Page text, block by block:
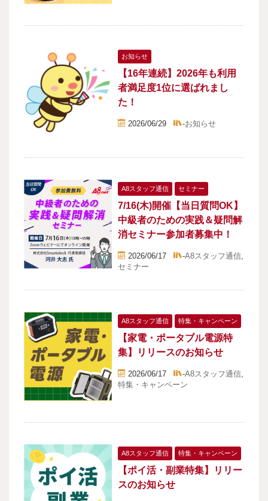
お知らせ
【16年連続】2026年も利用
者満足度1位に選ばれまし
た！
2026/06/29 -お知らせ
A8スタッフ通信 セミナー
7/16(木)開催【当日質問OK】
中級者のための実践＆疑問解
消セミナー参加者募集中！
2026/06/17 -A8スタッフ通信,
セミナー
A8スタッフ通信 特集・キャンペーン
【家電・ポータブル電源特
集】リリースのお知らせ
2026/06/17 -A8スタッフ通信,
特集・キャンペーン
A8スタッフ通信 特集・キャンペーン
【ポイ活・副業特集】リリー
スのお知らせ